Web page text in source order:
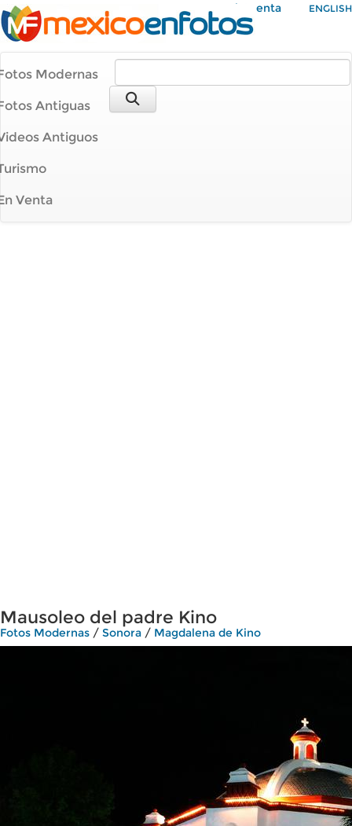
Mi Cuenta ENGLISH
Modernas
Antiguas
Antiguos
Venta
Mausoleo del padre Kino
Fotos Modernas / Sonora / Magdalena de Kino